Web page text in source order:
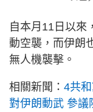
自本月11日以來
動空襲，而伊朗
無人機襲擊。
相關新聞： 4共
對伊朗動武 參議